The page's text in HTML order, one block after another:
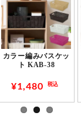
カラー編みバスケッ
ト KAB-38
¥1,480 税込